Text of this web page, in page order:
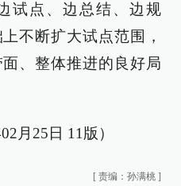
试点、边总结、边规
不断扩大试点范围，
、整体推进的良好局
月25日 11版）
[ 责编：孙满桃 ]